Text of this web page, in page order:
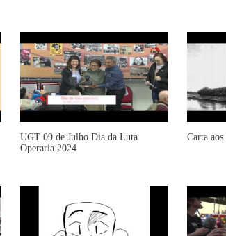
UGT 09 de Julho Dia da Luta
Operaria 2024
Carta aos